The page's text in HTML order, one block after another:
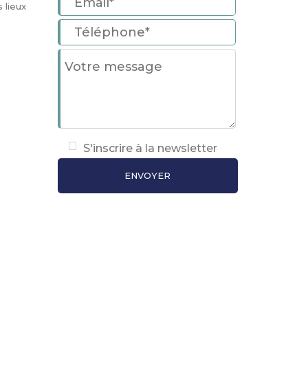
lieux
S'inscrire à la newsletter